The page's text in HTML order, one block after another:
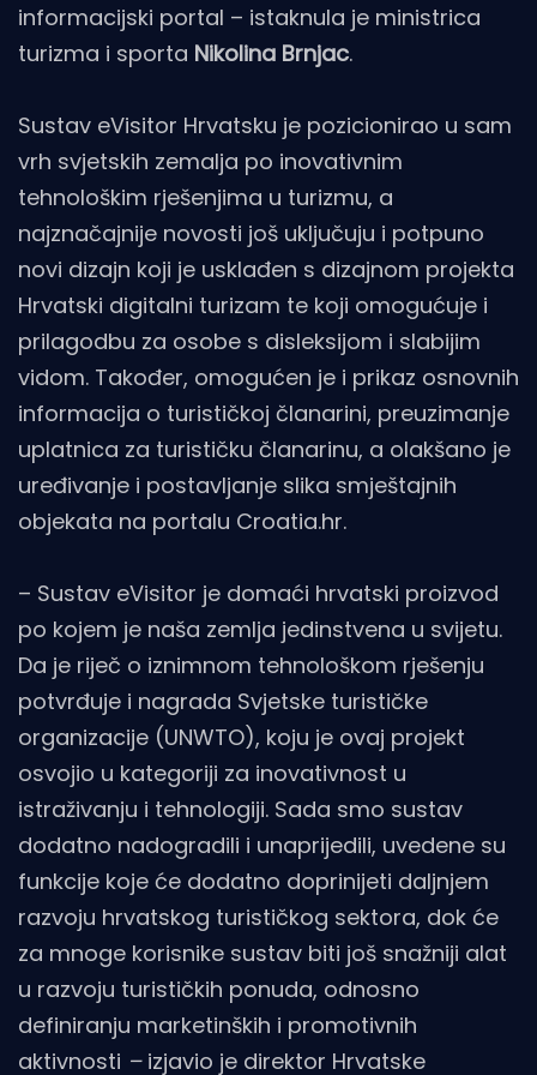
informacijski portal – istaknula je ministrica
turizma i sporta Nikolina Brnjac.
Sustav eVisitor Hrvatsku je pozicionirao u sam
vrh svjetskih zemalja po inovativnim
tehnološkim rješenjima u turizmu, a
najznačajnije novosti još uključuju i potpuno
novi dizajn koji je usklađen s dizajnom projekta
Hrvatski digitalni turizam te koji omogućuje i
prilagodbu za osobe s disleksijom i slabijim
vidom. Također, omogućen je i prikaz osnovnih
informacija o turističkoj članarini, preuzimanje
uplatnica za turističku članarinu, a olakšano je
uređivanje i postavljanje slika smještajnih
objekata na portalu Croatia.hr.
– Sustav eVisitor je domaći hrvatski proizvod
po kojem je naša zemlja jedinstvena u svijetu.
Da je riječ o iznimnom tehnološkom rješenju
potvrđuje i nagrada Svjetske turističke
organizacije (UNWTO), koju je ovaj projekt
osvojio u kategoriji za inovativnost u
istraživanju i tehnologiji. Sada smo sustav
dodatno nadogradili i unaprijedili, uvedene su
funkcije koje će dodatno doprinijeti daljnjem
razvoju hrvatskog turističkog sektora, dok će
za mnoge korisnike sustav biti još snažniji alat
u razvoju turističkih ponuda, odnosno
definiranju marketinških i promotivnih
aktivnosti –izjavio je direktor Hrvatske